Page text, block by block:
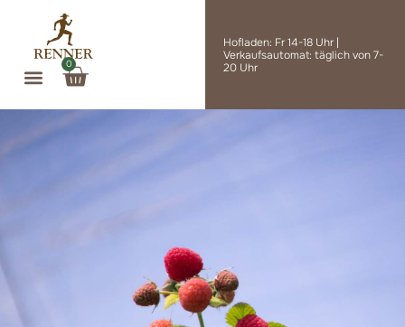
springen
0
Warenkorb
Hofladen: Fr 14-18 Uhr |
Verkaufsautomat: täglich von 7-
20 Uhr